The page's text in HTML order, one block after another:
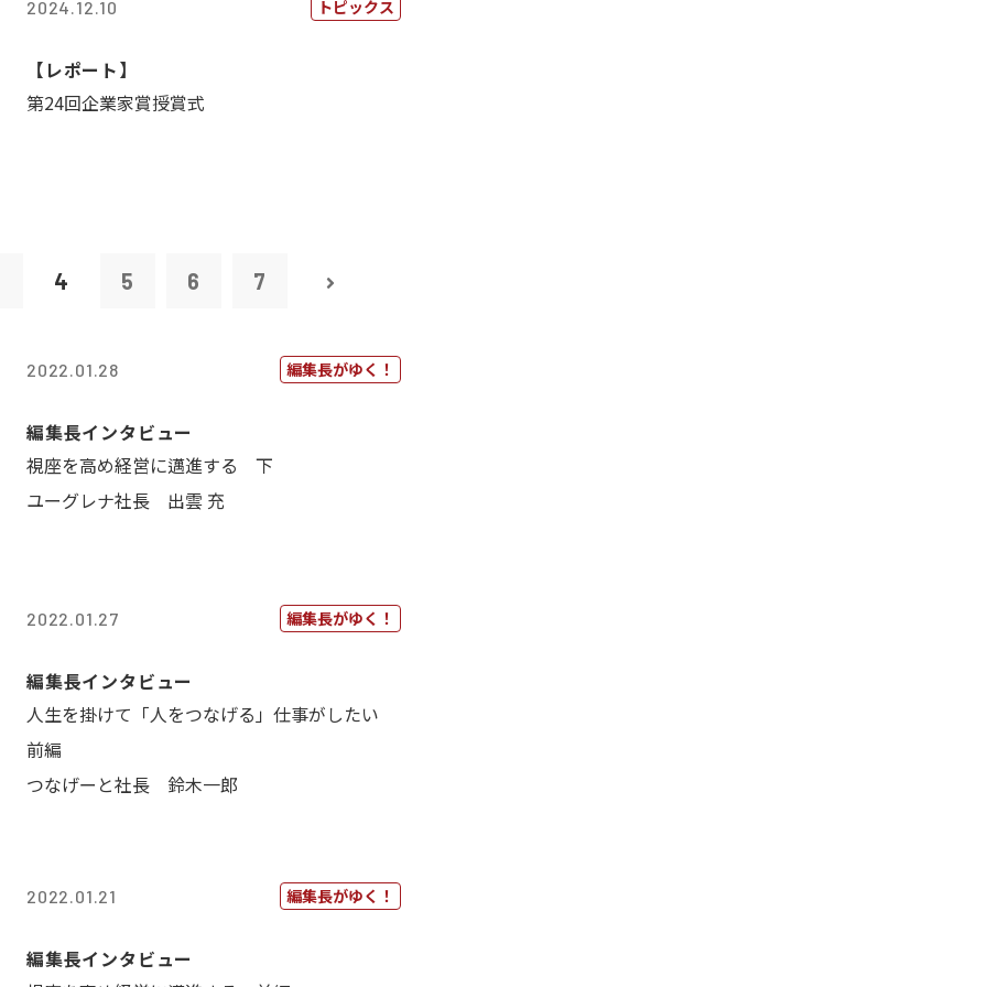
2024.12.10 トピックス
【レポート】
第24回企業家賞授賞式
4 5 6 7
2022.01.28 編集長がゆく！
編集長インタビュー
視座を高め経営に邁進する 下
ユーグレナ社長 出雲 充
2022.01.27 編集長がゆく！
編集長インタビュー
人生を掛けて「人をつなげる」仕事がしたい
前編
つなげーと社長 鈴木一郎
2022.01.21 編集長がゆく！
編集長インタビュー